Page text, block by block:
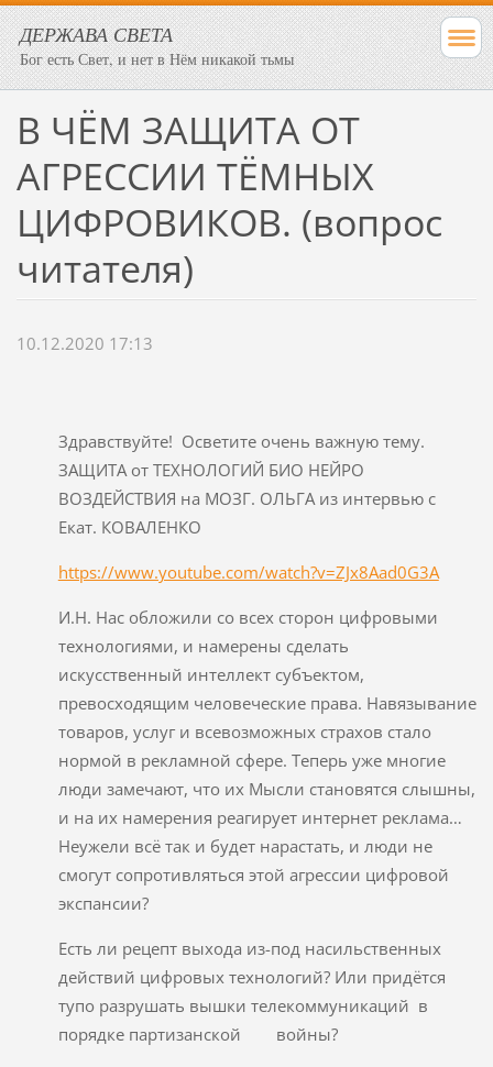
ДЕРЖАВА СВЕТА
Бог есть Свет, и нет в Нём никакой тьмы
В ЧЁМ ЗАЩИТА ОТ
АГРЕССИИ ТЁМНЫХ
ЦИФРОВИКОВ. (вопрос
читателя)
10.12.2020 17:13
Здравствуйте! Осветите очень важную тему.
ЗАЩИТА от ТЕХНОЛОГИЙ БИО НЕЙРО
ВОЗДЕЙСТВИЯ на МОЗГ. ОЛЬГА из интервью с
Екат. КОВАЛЕНКО
https://www.youtube.com/watch?v=ZJx8Aad0G3A
И.Н. Нас обложили со всех сторон цифровыми
технологиями, и намерены сделать
искусственный интеллект субъектом,
превосходящим человеческие права. Навязывание
товаров, услуг и всевозможных страхов стало
нормой в рекламной сфере. Теперь уже многие
люди замечают, что их Мысли становятся слышны,
и на их намерения реагирует интернет реклама…
Неужели всё так и будет нарастать, и люди не
смогут сопротивляться этой агрессии цифровой
экспансии?
Есть ли рецепт выхода из-под насильственных
действий цифровых технологий? Или придётся
тупо разрушать вышки телекоммуникаций в
порядке партизанской войны?